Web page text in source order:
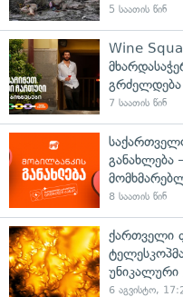
5 საათის წინ
Wine
გრძელდება
7 საათის წინ
8 საათის წინ
ქართველი
უნიკალური
6 აგვისტო,